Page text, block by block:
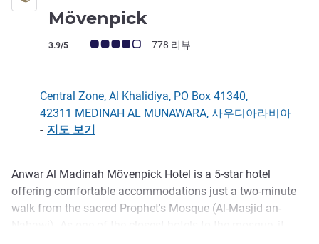
Mövenpick
고객 평점 (ALL 평가)
3.9/5 778 리뷰
Central Zone, Al Khalidiya, PO Box 41340,
42311 MEDINAH AL MUNAWARA, 사우디아라비아
- 지도 보기
호텔설명
Anwar Al Madinah Mövenpick Hotel is a 5-star hotel
offering comfortable accommodations just a two-minute
walk from the sacred Prophet's Mosque (Al-Masjid an-